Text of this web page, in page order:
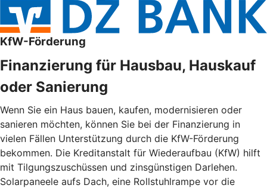
KfW-Förderung
Finanzierung für Hausbau, Hauskauf
oder Sanierung
Wenn Sie ein Haus bauen, kaufen, modernisieren oder
sanieren möchten, können Sie bei der Finanzierung in
vielen Fällen Unterstützung durch die KfW-Förderung
bekommen. Die Kreditanstalt für Wiederaufbau (KfW) hilft
mit Tilgungszuschüssen und zinsgünstigen Darlehen.
Solarpaneele aufs Dach, eine Rollstuhlrampe vor die